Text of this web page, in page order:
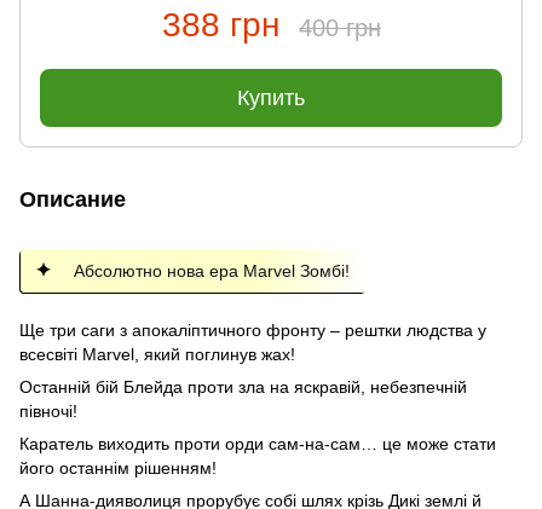
388 грн 400 грн
Купить
Описание
Абсолютно нова ера Marvel Зомбі!
Ще три саги з апокаліптичного фронту – рештки людства у
всесвіті Marvel, який поглинув жах!
Останній бій Блейда проти зла на яскравій, небезпечній
півночі!
Каратель виходить проти орди сам-на-сам… це може стати
його останнім рішенням!
А Шанна-дияволиця прорубує собі шлях крізь Дикі землі й